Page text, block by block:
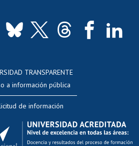
Docentes
docente
académica
al AUCAI
TRANSPARENTE
a información pública
de información